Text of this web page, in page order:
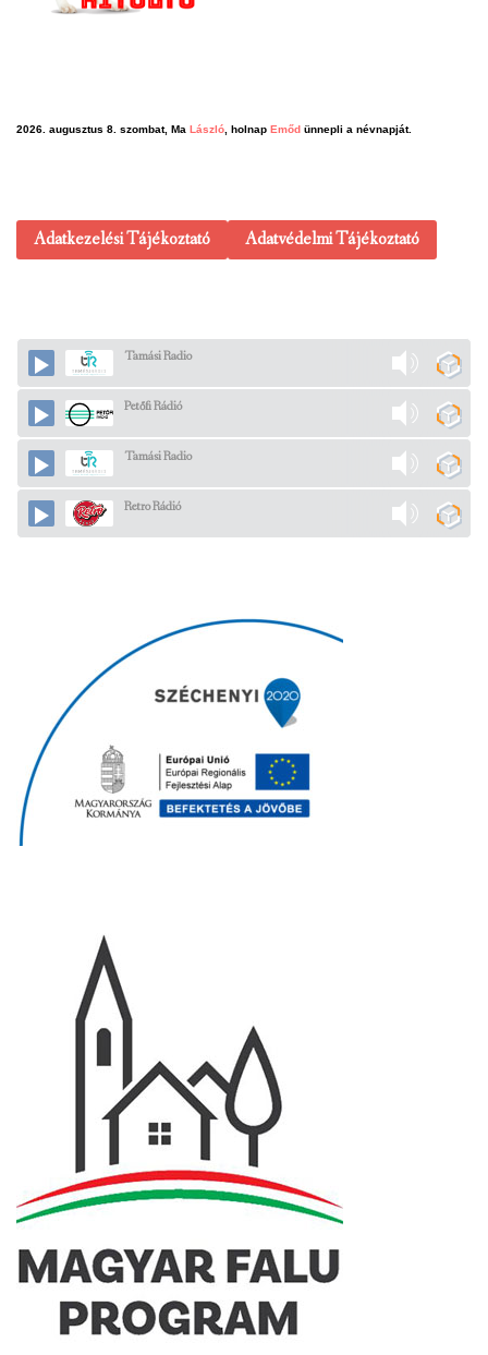
2026. augusztus 8. szombat, Ma László, holnap Emőd ünnepli a névnapját.
Adatkezelési Tájékoztató Adatvédelmi Tájékoztató
Tamási Radio
Petőfi Rádió
Tamási Radio
Retro Rádió